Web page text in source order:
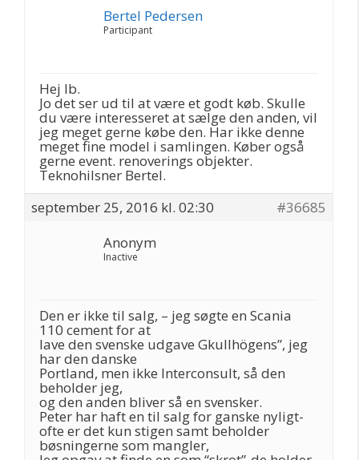
Bertel Pedersen
Participant
Hej Ib.
Jo det ser ud til at være et godt køb. Skulle
du være interesseret at sælge den anden, vil
jeg meget gerne købe den. Har ikke denne
meget fine model i samlingen. Køber også
gerne event. renoverings objekter.
Teknohilsner Bertel.
september 25, 2016 kl. 02:30
#36685
Anonym
Inactive
Den er ikke til salg, – jeg søgte en Scania
110 cement for at
lave den svenske udgave Gkullhögens”, jeg
har den danske
Portland, men ikke Interconsult, så den
beholder jeg,
og den anden bliver så en svensker.
Peter har haft en til salg for ganske nyligt-
ofte er det kun stigen samt beholder
bøsningerne som mangler,